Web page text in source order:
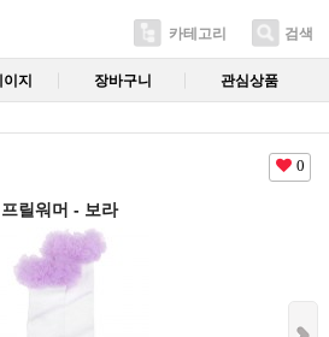
카테고리 검색
지 장바구니 관심상품
0
프릴워머 - 보라